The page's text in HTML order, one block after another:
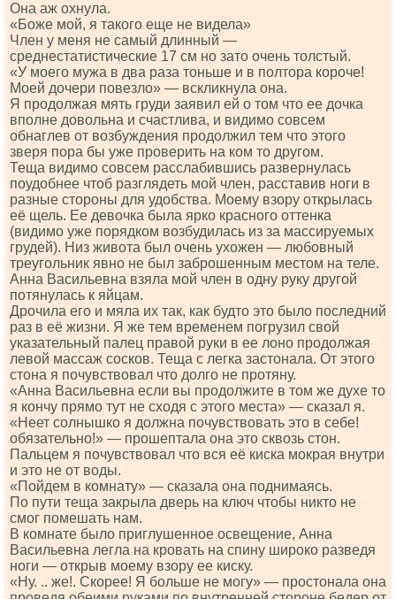
Она аж охнула.
«Боже мой, я такого еще не видела»
Член у меня не самый длинный —
среднестатистические 17 см но зато очень толстый.
«У моего мужа в два раза тоньше и в полтора короче!
Моей дочери повезло» — вскликнула она.
Я продолжая мять груди заявил ей о том что ее дочка
вполне довольна и счастлива, и видимо совсем
обнаглев от возбуждения продолжил тем что этого
зверя пора бы уже проверить на ком то другом.
Теща видимо совсем расслабившись развернулась
поудобнее чтоб разглядеть мой член, расставив ноги в
разные стороны для удобства. Моему взору открылась
её щель. Ее девочка была ярко красного оттенка
(видимо уже порядком возбудилась из за массируемых
грудей). Низ живота был очень ухожен — любовный
треугольник явно не был заброшенным местом на теле.
Анна Васильевна взяла мой член в одну руку другой
потянулась к яйцам.
Дрочила его и мяла их так, как будто это было последний
раз в её жизни. Я же тем временем погрузил свой
указательный палец правой руки в ее лоно продолжая
левой массаж сосков. Теща с легка застонала. От этого
стона я почувствовал что долго не протяну.
«Анна Васильевна если вы продолжите в том же духе то
я кончу прямо тут не сходя с этого места» — сказал я.
«Неет солнышко я должна почувствовать это в себе!
обязательно!» — прошептала она это сквозь стон.
Пальцем я почувствовал что вся её киска мокрая внутри
и это не от воды.
«Пойдем в комнату» — сказала она поднимаясь.
По пути теща закрыла дверь на ключ чтобы никто не
смог помешать нам.
В комнате было приглушенное освещение, Анна
Васильевна легла на кровать на спину широко разведя
ноги — открыв моему взору ее киску.
«Ну. .. же!. Скорее! Я больше не могу» — простонала она